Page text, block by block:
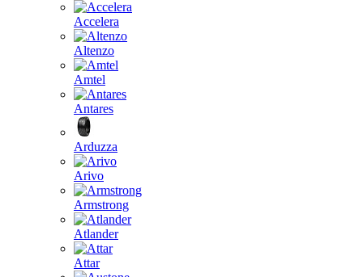
Accelera
Altenzo
Amtel
Antares
Arduzza
Arivo
Armstrong
Atlander
Attar